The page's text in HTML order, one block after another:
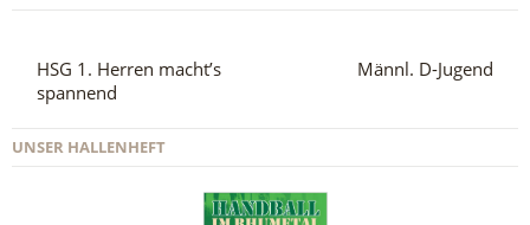
HSG 1. Herren macht’s
spannend
Männl. D-Jugend
UNSER HALLENHEFT